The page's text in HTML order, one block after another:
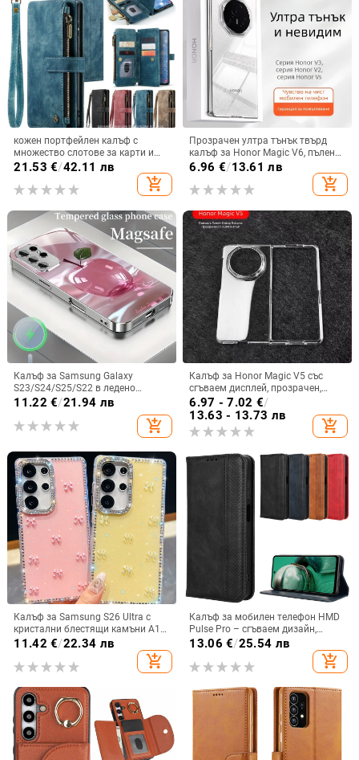
кожен портфейлен калъф с
множество слотове за карти и
цип за iPhone 11–17 Pro Max, XR,
21.53 €/42.11 лв
add_shopping_cart
Прозрачен ултра тънък твърд
калъф за Honor Magic V6, пълен
обхват, защита от падане, за
сгъваем дисплей, с огледална
повърхност
6.96 €/13.61 лв
add_shopping_cart
Калъф за Samsung Galaxy
S23/S24/S25/S22 в ледено
кристално розово със стъклена
повърхност и метално боядисано
покритие
11.22 €/21.94 лв
add_shopping_cart
Калъф за Honor Magic V5 със
сгъваем дисплей, прозрачен,
лъскав, PC материал
6.97 - 7.02 €/
13.63 - 13.73 лв
add_shopping_cart
Калъф за Samsung S26 Ultra с
кристални блестящи камъни A17,
A57IMD Aurora Bow и S24FE,
11.42 €/22.34 лв
add_shopping_cart
Калъф за мобилен телефон HMD
Pulse Pro – сгъваем дизайн,
магнитно задържане, джоб за
карти, TPU кожа, удароустойчив
13.06 €/25.54 лв
add_shopping_cart